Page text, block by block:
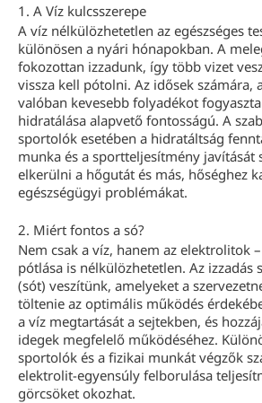
1. A Víz kulcsszerepe
A víz nélkülözhetetlen az egészséges
különösen a nyári hónapokban. A
fokozottan izzadunk, így több vizet
vissza kell pótolni. Az idősek számára,
valóban kevesebb folyadékot
hidratálása alapvető fontosságú. A
sportolók esetében a hidratáltság
munka és a sportteljesítmény javítását
elkerülni a hőgutát és más, hőséghez
egészségügyi problémákat.
2. Miért fontos a só?
Nem csak a víz, hanem az elektrolitok
pótlása is nélkülözhetetlen. Az izzadás
(sót) veszítünk, amelyeket a
töltenie az optimális működés
a víz megtartását a sejtekben, és
idegek megfelelő működéséhez.
sportolók és a fizikai munkát végzők
elektrolit-egyensúly felborulása
görcsöket okozhat.